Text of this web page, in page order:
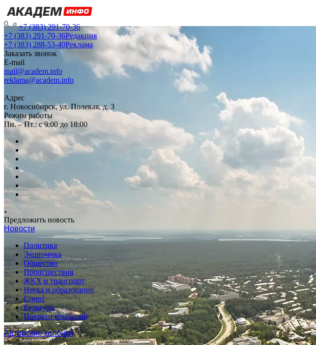
+7 (383) 291-70-36
+7 (383) 291-70-36Редакция
+7 (383) 288-53-40Реклама
Заказать звонок
E-mail
mail@academ.info
reklama@academ.info
Адрес
г. Новосибирск, ул. Полевая, д. 3
Режим работы
Пн. – Пт.: с 9:00 до 18:00
Предложить новость
Новости
Политика
Экономика
Общество
Происшествия
ЖКХ и транспорт
Наука и образование
Спорт
Культура
Новости компаний
Авторские колонки